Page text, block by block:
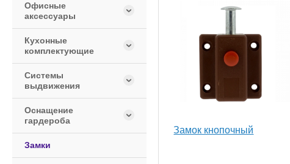
Замок кнопочный
Офисные
аксессуары
Кухонные
комплектующие
Системы
выдвижения
Оснащение
гардероба
Замки